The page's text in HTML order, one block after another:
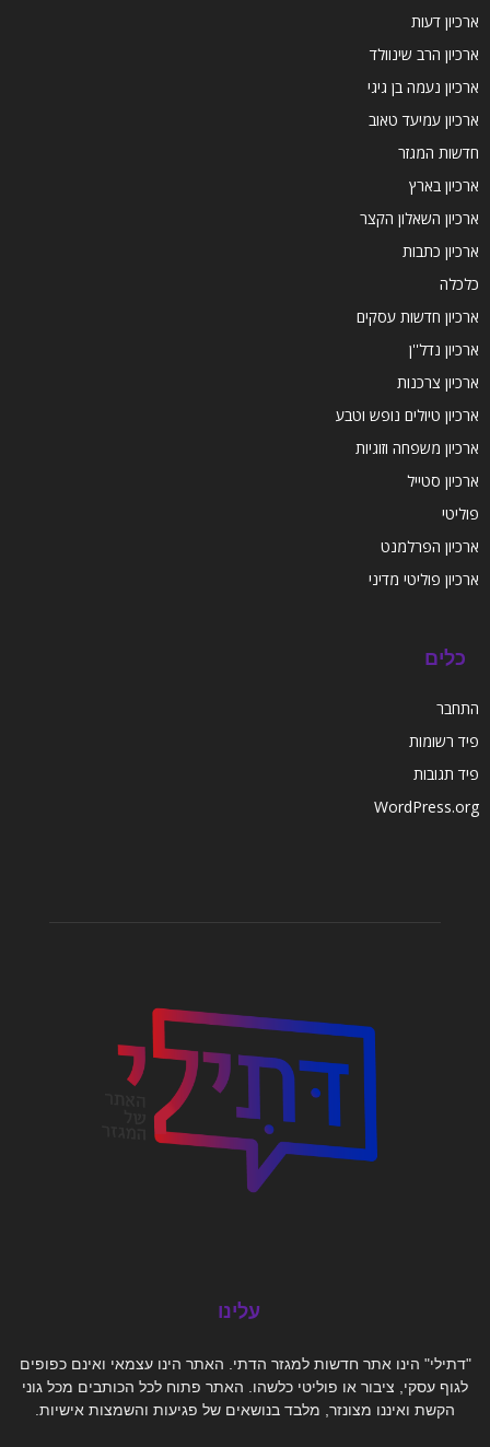
ארכיון דעות
ארכיון הרב שינוולד
ארכיון נעמה בן גיגי
ארכיון עמיעד טאוב
חדשות המגזר
ארכיון בארץ
ארכיון השאלון הקצר
ארכיון כתבות
כלכלה
ארכיון חדשות עסקים
ארכיון נדל''ן
ארכיון צרכנות
ארכיון טיולים נופש וטבע
ארכיון משפחה וזוגיות
ארכיון סטייל
פוליטי
ארכיון הפרלמנט
ארכיון פוליטי מדיני
כלים
התחבר
פיד רשומות
פיד תגובות
WordPress.org
עלינו
"דתילי" הינו אתר חדשות למגזר הדתי. האתר הינו עצמאי ואינם כפופים
לגוף עסקי, ציבור או פוליטי כלשהו. האתר פתוח לכל הכותבים מכל גוני
הקשת ואיננו מצונזר, מלבד בנושאים של פגיעות והשמצות אישיות.